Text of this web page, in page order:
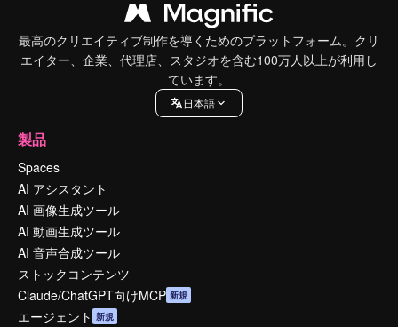
最高のクリエイティブ制作を導くためのプラットフォーム。クリ
エイター、企業、代理店、スタジオを含む100万人以上が利用し
ています。
日本語
製品
Spaces
AI アシスタント
AI 画像生成ツール
AI 動画生成ツール
AI 音声合成ツール
ストックコンテンツ
Claude/ChatGPT向けMCP 新規
エージェント 新規